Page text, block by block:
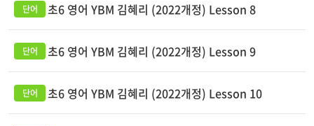
초6 영어 YBM 김혜리 (2022개정) Lesson 8
초6 영어 YBM 김혜리 (2022개정) Lesson 9
초6 영어 YBM 김혜리 (2022개정) Lesson 10